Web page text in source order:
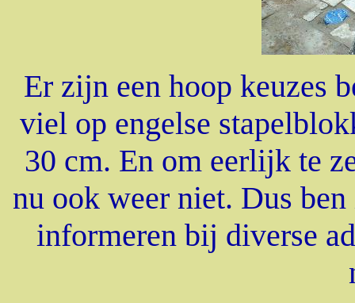
Er zijn een hoop keuzes
viel op engelse
30 cm. En om eerlijk te
nu ook weer niet. Dus
informeren bij diverse